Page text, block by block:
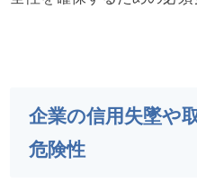
企業の信用失墜や
危険性